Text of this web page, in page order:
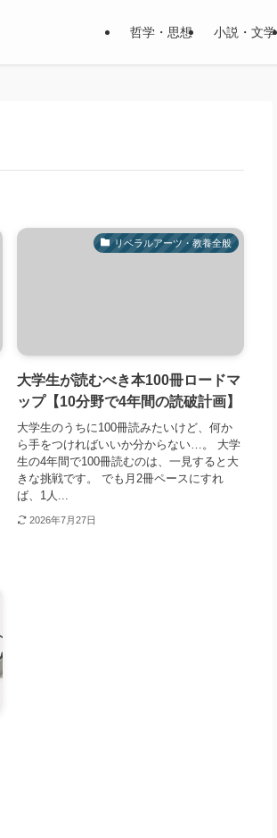
哲学・思想 小説・文学
リベラルアーツ・教養全般
大学生が読むべき本100冊ロードマ
ップ【10分野で4年間の読破計画】
大学生のうちに100冊読みたいけど、何か
ら手をつければいいか分からない…。 大学
生の4年間で100冊読むのは、一見すると大
きな挑戦です。 でも月2冊ペースにすれ
ば、1人...
2026年7月27日